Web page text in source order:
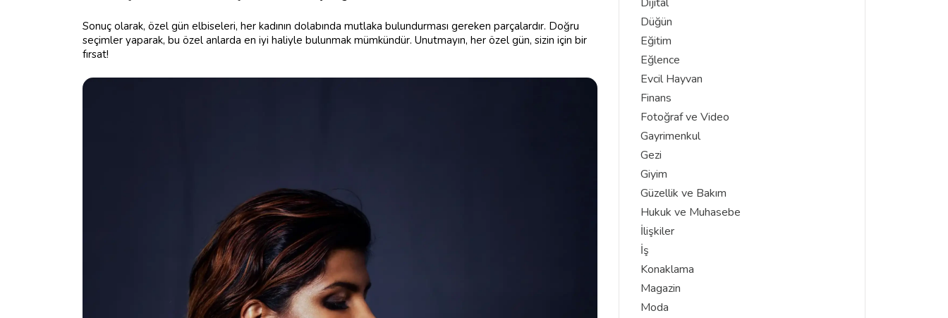
Sonuç olarak, özel gün elbiseleri, her kadının dolabında mutlaka bulundurması gereken parçalardır. Doğru
seçimler yaparak, bu özel anlarda en iyi haliyle bulunmak mümkündür. Unutmayın, her özel gün, sizin için bir
fırsat!
Düğün
Eğitim
Eğlence
Evcil Hayvan
Finans
Fotoğraf ve Video
Gayrimenkul
Gezi
Giyim
Güzellik ve Bakım
Hukuk ve Muhasebe
İlişkiler
İş
Konaklama
Magazin
Moda